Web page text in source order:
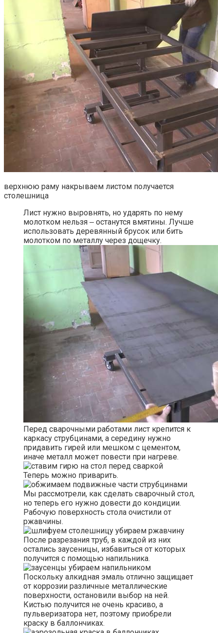
верхнюю раму накрываем листом получается
столешница
Лист нужно выровнять, но ударять по нему
молотком нельзя ‒ останутся вмятины. Лучше
использовать деревянный брусок или бить
молотком по металлу через дощечку.
Перед сварочными работами лист крепится к
каркасу струбцинами, а середину нужно
придавить гирей или мешком с цементом,
иначе металл может повести при нагреве.
Теперь можно приварить.
Мы рассмотрели, как сделать сварочный стол,
но теперь его нужно довести до кондиции.
Рабочую поверхность стола очистили от
ржавчины.
После разрезания труб, в каждой из них
остались заусеницы, избавиться от которых
получится с помощью напильника.
Поскольку алкидная эмаль отлично защищает
от коррозии различные металлические
поверхности, остановили выбор на ней.
Кистью получится не очень красиво, а
пульверизатора нет, поэтому приобрели
краску в баллончиках.